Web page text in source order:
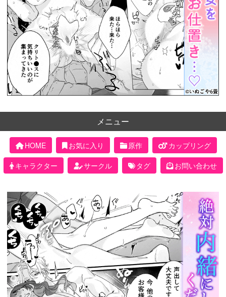
メニュー
HOME お気に入り 原作
カップリング
キャラクター
サークル タグ お問い合わせ